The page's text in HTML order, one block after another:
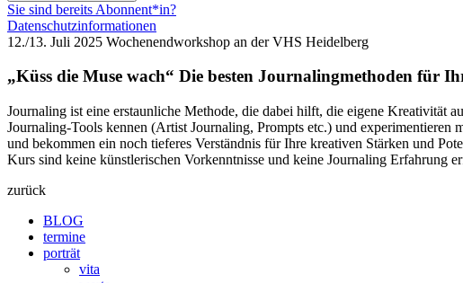
Sie sind bereits Abonnent*in?
Datenschutzinformationen
12./13. Juli 2025 Wochenendworkshop an der VHS Heidelberg
„Küss die Muse wach“ Die besten Journalingmethoden für
Journaling ist eine erstaunliche Methode, die dabei hilft, die eigene Kreativität
Journaling-Tools kennen (Artist Journaling, Prompts etc.) und experimentieren
und bekommen ein noch tieferes Verständnis für Ihre kreativen Stärken und
Kurs sind keine künstlerischen Vorkenntnisse und keine Journaling Erfahrung
zurück
BLOG
termine
porträt
vita